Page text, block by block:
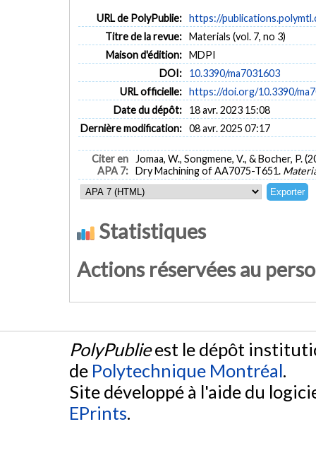
URL de PolyPublie: https://
Titre de la revue: Materials (vol. 7, no 3)
Maison d'édition: MDPI
DOI:
10.3390/ma7031603
URL officielle: https://doi.org/10.3390/
Date du dépôt:
18 avr. 2023 15:08
Dernière modification: 08 avr. 2025 07:17
Citer en
APA 7:
Jomaa, W., Songmene, V., & Bocher, P.
Dry Machining of AA7075-T651.
Statistiques
Actions réservées au
PolyPublieest le dépôt
de Polytechnique Montréal.
Site développé à l'aide du
EPrints.